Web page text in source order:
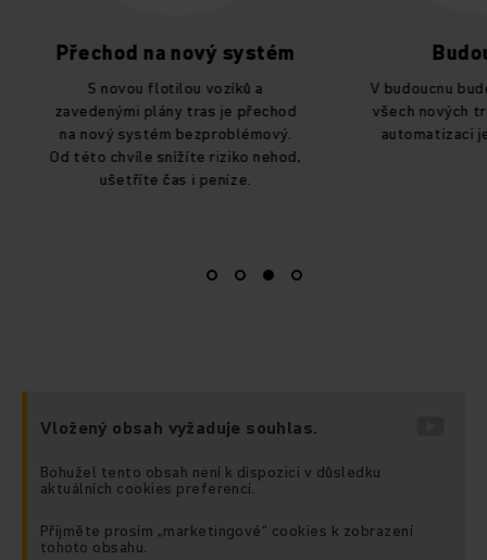
Přechod na nový systém
S novou flotilou vozíků a
zavedenými plány tras je přechod
na nový systém bezproblémový.
Od této chvíle snížíte riziko nehod,
ušetříte čas i peníze.
V budoucnu
všech nových
automatizaci
Vložený obsah vyžaduje souhlas.
Bohužel tento obsah není k dispozici v důsledku
aktuálních cookies preferencí.
Přijměte prosím „marketingové“ cookies k zobrazení
tohoto obsahu.